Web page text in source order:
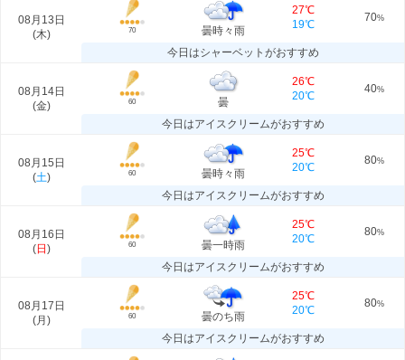
08月13日
(木) 70 曇時々雨
27℃
19℃
70%
今日はシャーベットがおすすめ
08月14日
(金) 60 曇
26℃
20℃
40%
今日はアイスクリームがおすすめ
08月15日
(土) 60 曇時々雨
25℃
20℃
80%
今日はアイスクリームがおすすめ
08月16日
(日 ) 60 曇一時雨
25℃
20℃
80%
今日はアイスクリームがおすすめ
08月17日
(月 ) 60 曇のち雨
25℃
20℃
80%
今日はアイスクリームがおすすめ